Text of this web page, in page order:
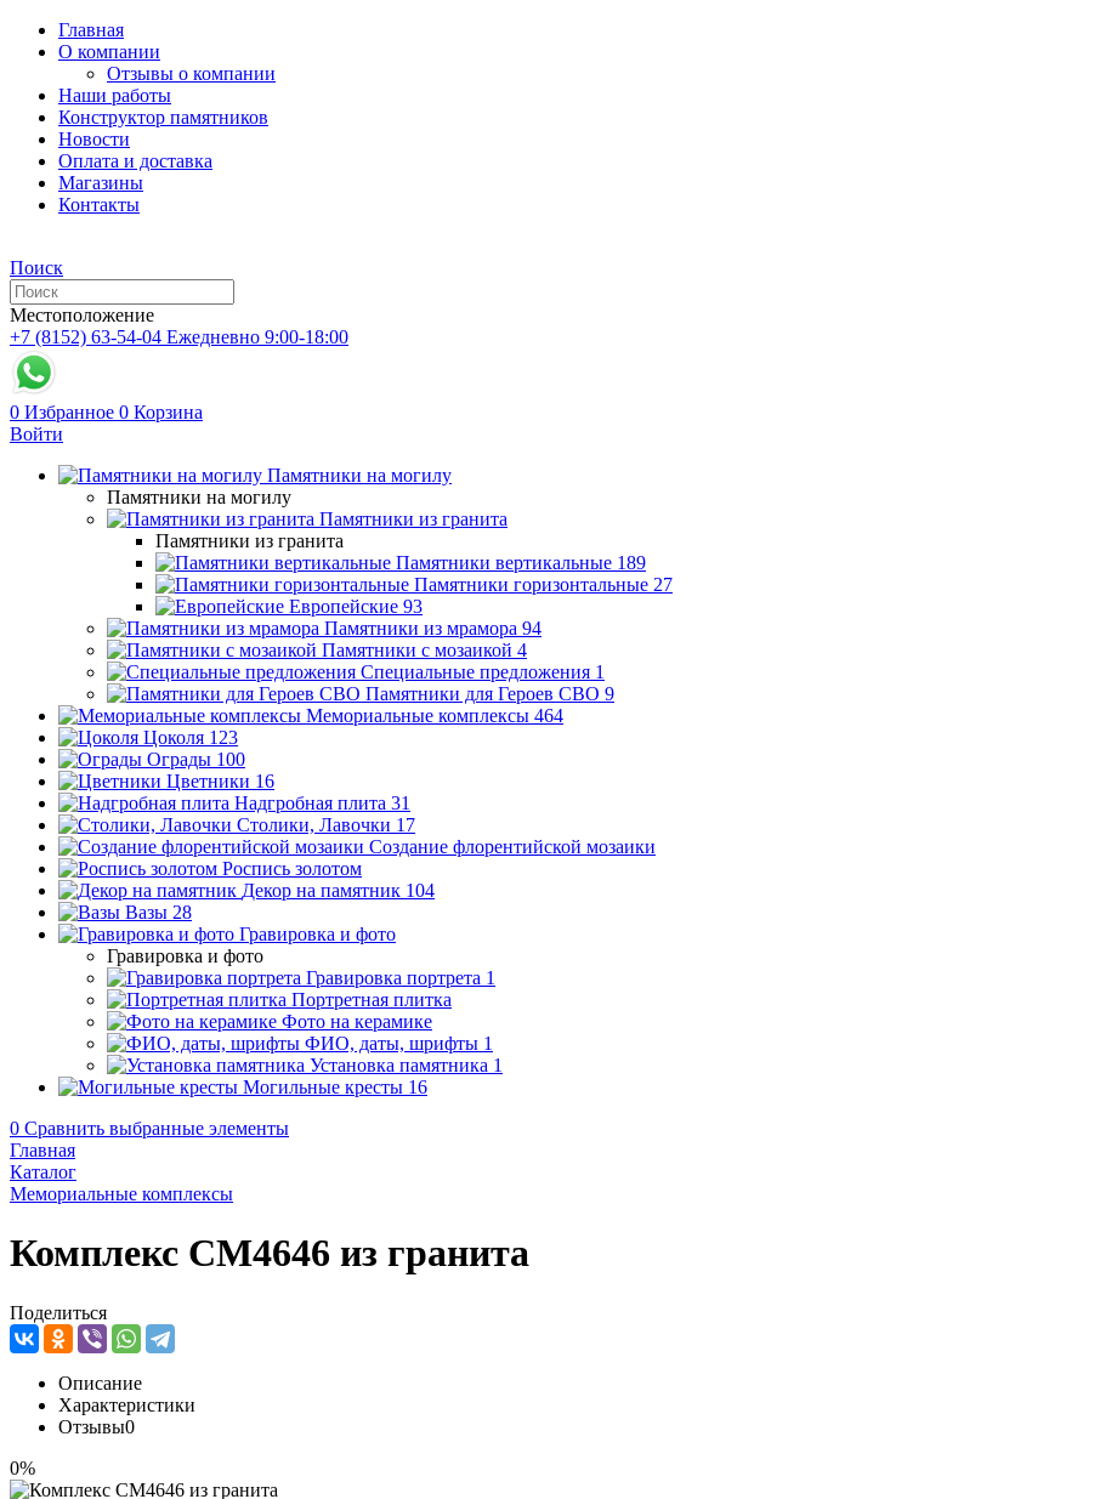
Главная
О компании
Отзывы о компании
Наши работы
Конструктор памятников
Новости
Оплата и доставка
Магазины
Контакты
Поиск
Местоположение
+7 (8152) 63-54-04 Ежедневно 9:00-18:00
0 Избранное 0 Корзина
Войти
Памятники на могилу
Памятники на могилу
Памятники из гранита
Памятники из гранита
Памятники вертикальные 189
Памятники горизонтальные 27
Европейские 93
Памятники из мрамора 94
Памятники с мозаикой 4
Специальные предложения 1
Памятники для Героев СВО 9
Мемориальные комплексы 464
Цоколя 123
Ограды 100
Цветники 16
Надгробная плита 31
Столики, Лавочки 17
Создание флорентийской мозаики
Роспись золотом
Декор на памятник 104
Вазы 28
Гравировка и фото
Гравировка и фото
Гравировка портрета 1
Портретная плитка
Фото на керамике
ФИО, даты, шрифты 1
Установка памятника 1
Могильные кресты 16
0 Сравнить выбранные элементы
Главная
Каталог
Мемориальные комплексы
Комплекс CM4646 из гранита
Поделиться
Описание
Характеристики
Отзывы0
0%